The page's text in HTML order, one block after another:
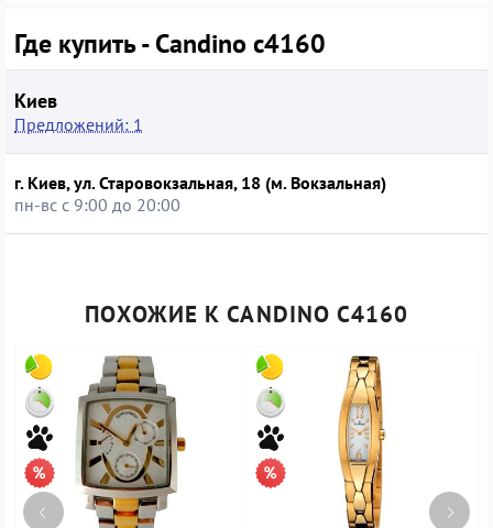
практичный статусный подарок. Поддержанный экземпляр
этой модели при аккуратном обращении сохраняет
точность хода и презентабельный внешний вид, позволяя
получить швейцарские часы по более доступной цене по
сравнению с покупкой новых, а также даёт возможность
выбрать уже проверенную временем конфигурацию.
Где купить - Candino c4160
Киев
Предложений: 1
г. Киев, ул. Старовокзальная, 18 (м. Вокзальная)
пн-вс с 9:00 до 20:00
ПОХОЖИЕ К CANDINO C4160